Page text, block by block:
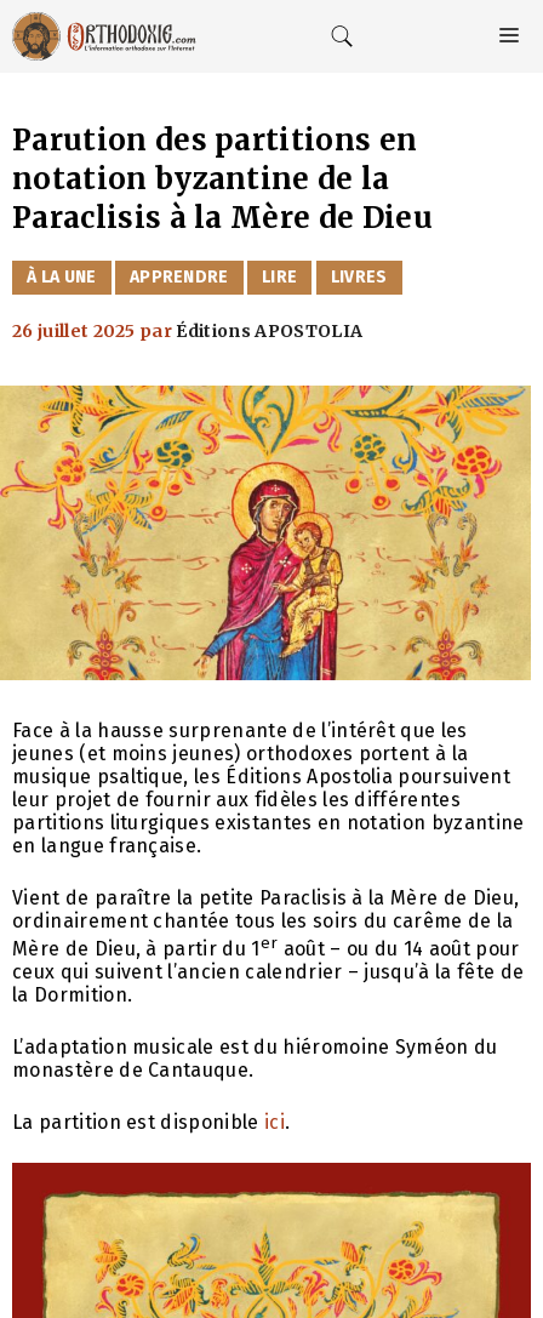
Aller
au
contenu
Parution des partitions en
notation byzantine de la
Paraclisis à la Mère de Dieu
CATÉGORIES
À LA UNE APPRENDRE LIRE LIVRES
26 juillet 2025 par Éditions APOSTOLIA
Face à la hausse surprenante de l’intérêt que les
jeunes (et moins jeunes) orthodoxes portent à la
musique psaltique, les Éditions Apostolia poursuivent
leur projet de fournir aux fidèles les différentes
partitions liturgiques existantes en notation byzantine
en langue française.
Vient de paraître la petite Paraclisis à la Mère de Dieu,
ordinairement chantée tous les soirs du carême de la
Mère de Dieu, à partir du 1 er août – ou du 14 août pour
ceux qui suivent l’ancien calendrier – jusqu’à la fête de
la Dormition.
L’adaptation musicale est du hiéromoine Syméon du
monastère de Cantauque.
La partition est disponible ici.